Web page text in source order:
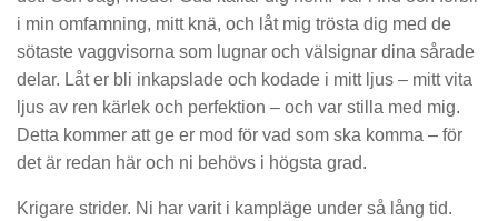
i min omfamning, mitt knä, och låt mig trösta dig med de
sötaste vaggvisorna som lugnar och välsignar dina sårade
delar. Låt er bli inkapslade och kodade i mitt ljus – mitt vita
ljus av ren kärlek och perfektion – och var stilla med mig.
Detta kommer att ge er mod för vad som ska komma – för
det är redan här och ni behövs i högsta grad.
Krigare strider. Ni har varit i kampläge under så lång tid.